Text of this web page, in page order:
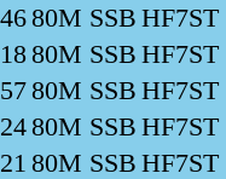
80M SSB HF7ST
80M SSB HF7ST
80M SSB HF7ST
80M SSB HF7ST
80M SSB HF7ST